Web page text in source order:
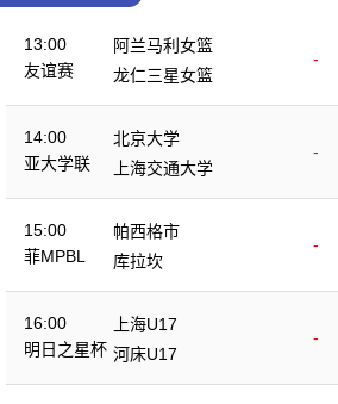
13:00
友谊赛
阿兰马利女篮
-
龙仁三星女篮
14:00
亚大学联
北京大学
-
上海交通大学
15:00
菲MPBL
帕西格市
-
库拉坎
16:00
明日之星杯
上海U17
-
河床U17